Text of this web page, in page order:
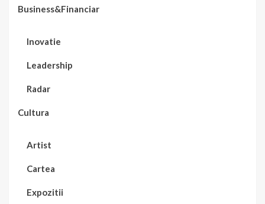
Business&Financiar
Inovatie
Leadership
Radar
Cultura
Artist
Cartea
Expozitii